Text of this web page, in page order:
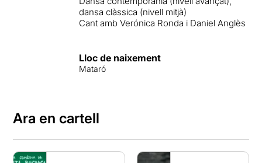
dansa clàssica (nivell mitjà)
Cant amb Verónica Ronda i Daniel Anglès
Lloc de naixement
Mataró
Ara en cartell